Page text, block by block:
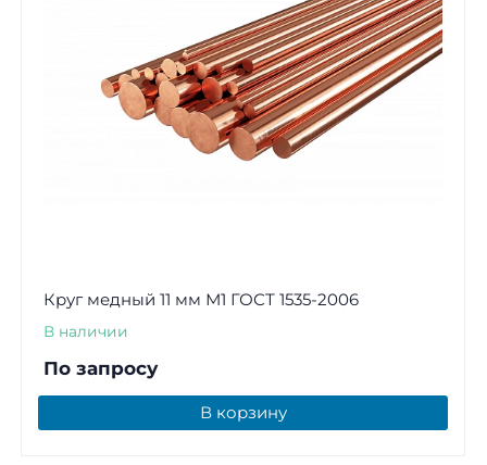
Круг медный 11 мм М1 ГОСТ 1535-2006
В наличии
По запросу
В корзину